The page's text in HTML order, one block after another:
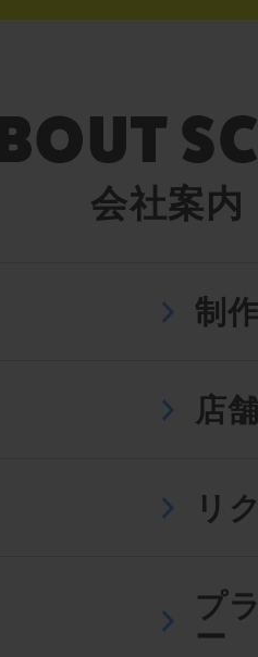
会社案内
制
店
リ
プ
ー